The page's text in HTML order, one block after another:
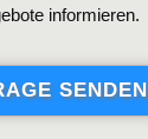
informieren.